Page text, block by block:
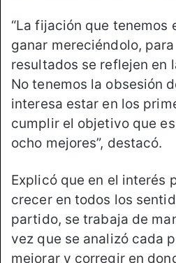
“La fijación que tenemos
ganar mereciéndolo,
resultados se reflejen en
No tenemos la obsesión
interesa estar en los
cumplir el objetivo que
ocho mejores”, destacó.
Explicó que en el interés
crecer en todos los
partido, se trabaja de
vez que se analizó cada
mejorar y corregir en